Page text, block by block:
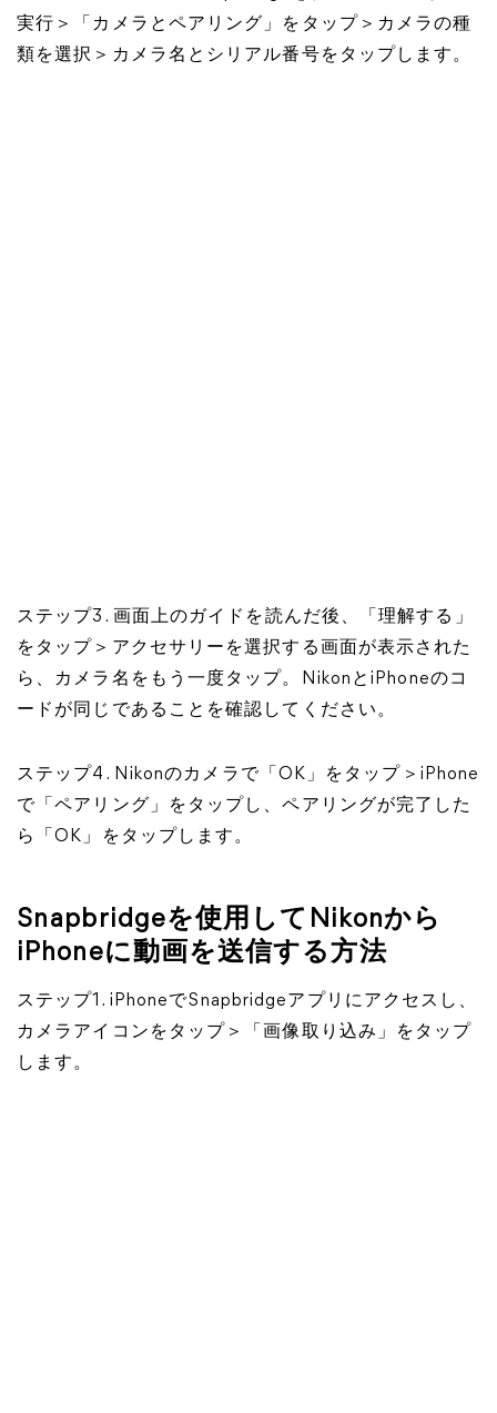
実行＞「カメラとペアリング」をタップ＞カメラの種
類を選択＞カメラ名とシリアル番号をタップします。
ステップ3. 画面上のガイドを読んだ後、「理解する」
をタップ＞アクセサリーを選択する画面が表示された
ら、カメラ名をもう一度タップ。NikonとiPhoneのコ
ードが同じであることを確認してください。
ステップ4. Nikonのカメラで「OK」をタップ＞iPhone
で「ペアリング」をタップし、ペアリングが完了した
ら「OK」をタップします。
Snapbridgeを使用してNikonから
iPhoneに動画を送信する方法
ステップ1. iPhoneでSnapbridgeアプリにアクセスし、
カメラアイコンをタップ＞「画像取り込み」をタップ
します。